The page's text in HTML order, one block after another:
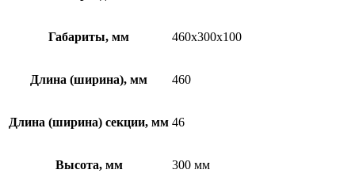
Габариты, мм 460x300x100
Длина (ширина), мм 460
Длина (ширина) секции, мм 46
Высота, мм 300 мм